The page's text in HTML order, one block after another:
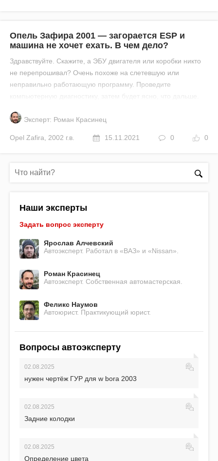
Опель Зафира 2001 — загорается ESP и
машина не хочет ехать. В чем дело?
Здравствуйте. Скажите, а ЭБУ двигателя или коробки никто
не перепрошивал? Очень похоже на слетевшую или
неправильно работающую программу. Проведите
Эксперт: Роман Красинец
Opel Zafira 2002 г.в. 15.11.2021 0 0
Наши эксперты
Задать вопрос эксперту
Ярослав Алчевский
Автоэксперт. Работал в «ВАЗ» и «Nissan».
Роман Красинец
Автоэксперт. Собственная автомастерская.
Феликс Наумов
Автоюрист. Практикующий юрист.
Вопросы автоэксперту
02.08.2025
нужен чертёж ГУР для w bora 2003
02.08.2025
Задние колодки
02.08.2025
Определение цвета